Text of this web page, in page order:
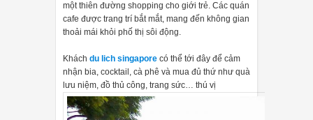
một thiên đường shopping cho giới trẻ. Các quán
cafe được trang trí bắt mắt, mang đến không gian
thoải mái khỏi phố thị sôi động.
Khách du lich singapore có thể tới đây để cảm
nhận bia, cocktail, cà phê và mua đủ thứ như quà
lưu niệm, đồ thủ công, trang sức… thú vị